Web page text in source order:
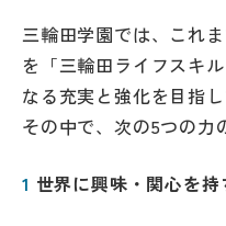
帰国生受験情報
説明会・イベント情報
よみもの
三輪田学園では、これ
を「三輪田ライフスキ
なる充実と強化を目指
その中で、次の5つの力
1 世界に興味・関心を